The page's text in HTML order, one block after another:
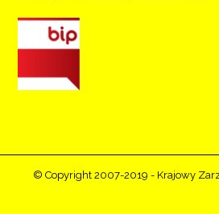
© Copyright 2007-2019 - Krajowy